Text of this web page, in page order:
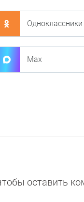
Одноклассники
Max
оставить